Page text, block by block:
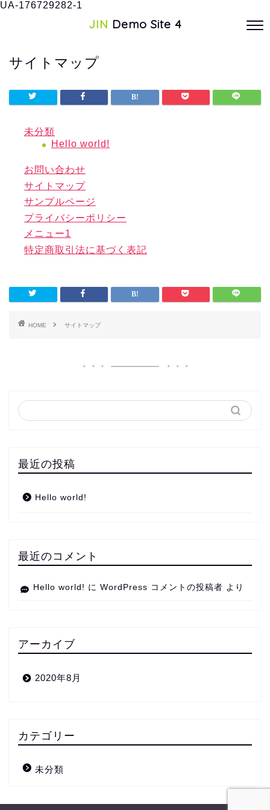
UA-176729282-1
JIN Demo Site 4
サイトマップ
未分類
Hello world!
お問い合わせ
サイトマップ
サンプルページ
プライバシーポリシー
メニュー1
特定商取引法に基づく表記
HOME サイトマップ
最近の投稿
Hello world!
最近のコメント
Hello world! に WordPress コメントの投稿者 より
アーカイブ
2020年8月
カテゴリー
未分類